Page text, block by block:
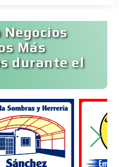
Negocios
Más
durante el